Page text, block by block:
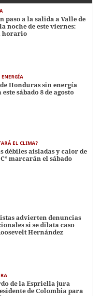
paso a la salida a Valle de
noche de este viernes:
horario
ENERGÍA
Honduras sin energía
sábado 8 de agosto
EL CLIMA?
débiles aisladas y calor de
marcarán el sábado
advierten denuncias
si se dilata caso
Hernández
de la Espriella jura
de Colombia para